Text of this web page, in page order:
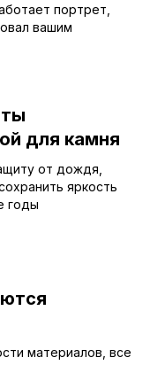
портрет,
вашим
для камня
от дождя,
яркость
годы
материалов, все